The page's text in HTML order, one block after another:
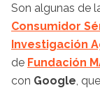
Son algunas de
Consumidor
Investigación
de Fundación
con Google,